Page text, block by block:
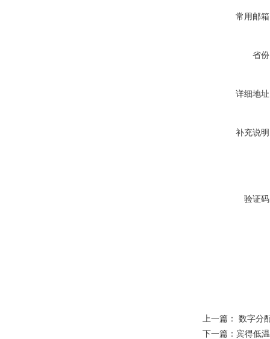
常用邮
省
详细地
补充说
验证
上一篇： 数字分
下一篇： 宾得低